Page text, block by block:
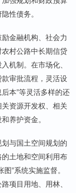
性债务。
金融机构、社会力
村公路中长期信贷
机制。在市场化、
审批流程，灵活设
本”等灵活多样的还
资源开发权、相关
养护资金。
与国土空间规划的
土地和空间利用布
”系统实施监督。
项目用地、用林、